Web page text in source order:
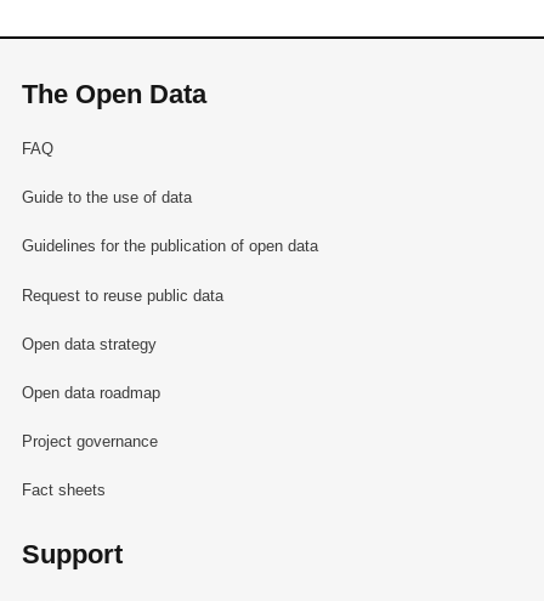
The Open Data
FAQ
Guide to the use of data
Guidelines for the publication of open data
Request to reuse public data
Open data strategy
Open data roadmap
Project governance
Fact sheets
Support